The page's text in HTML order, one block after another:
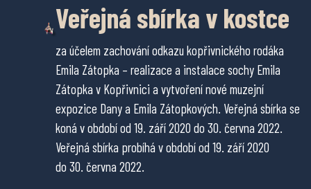
Veřejná sbírka v kostce
za účelem zachování odkazu kopřivnického rodáka
Emila Zátopka – realizace a instalace sochy Emila
Zátopka v Kopřivnici a vytvoření nové muzejní
expozice Dany a Emila Zátopkových. Veřejná sbírka se
koná v období od 19. září 2020 do 30. června 2022.
Veřejná sbírka probíhá v období od 19. září 2020
do 30. června 2022.